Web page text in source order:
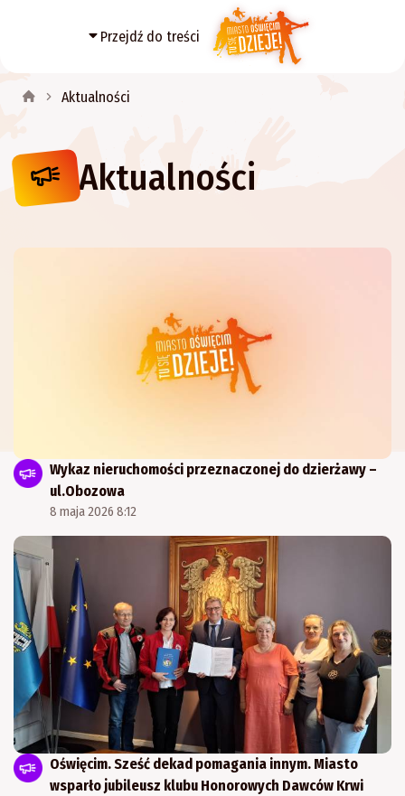
Przejdź do treści
Aktualności
Aktualności
Wykaz nieruchomości przeznaczonej do dzierżawy –
ul.Obozowa
8 maja 2026 8:12
Oświęcim. Sześć dekad pomagania innym. Miasto
wsparło jubileusz klubu Honorowych Dawców Krwi